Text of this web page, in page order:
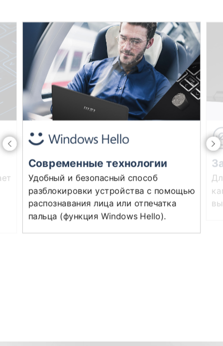
Современные технологии
Удобный и безопасный способ
разблокировки устройства с помощью
распознавания лица или отпечатка
пальца (функция Windows Hello).